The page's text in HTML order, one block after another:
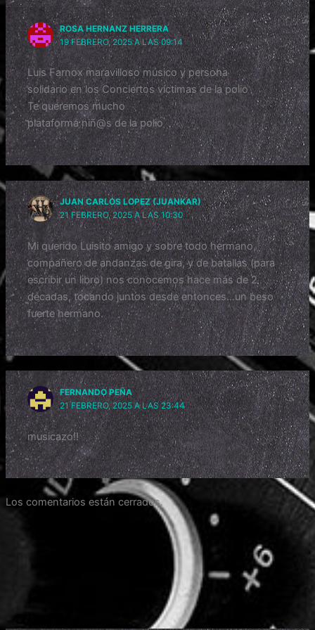
k
ROSA HERNANZ HERRERA
19 FEBRERO, 2025 A LAS 09:14
Luis Farnox maravilloso músico y persona
solidario en los Conciertos víctimas de la polio
Te queremos mucho
plataforma niñ@s de la polio
JUAN CARLOS LOPEZ (JUANKAR)
21 FEBRERO, 2025 A LAS 10:30
Mi querido Luisito amigo y sobre todo hermano,
compañero de andanzas de gira, y de batallas (para
escribir un libro) nos conocemos hace más de 2
décadas, tocando juntos desde entonces…un beso
fuerte hermano.
FERNANDO PEÑA
21 FEBRERO, 2025 A LAS 23:44
musicazo!!
Los comentarios están cerrados.